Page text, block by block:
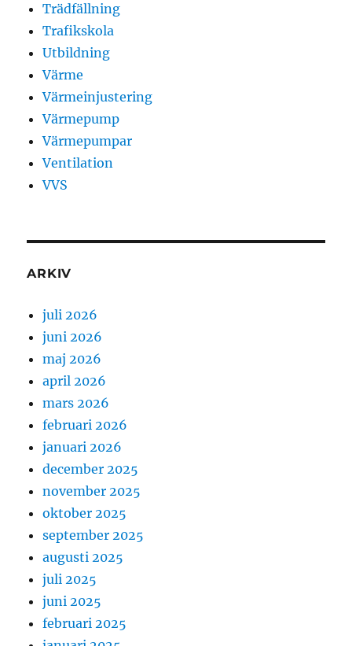
Trädfällning
Trafikskola
Utbildning
Värme
Värmeinjustering
Värmepump
Värmepumpar
Ventilation
VVS
ARKIV
juli 2026
juni 2026
maj 2026
april 2026
mars 2026
februari 2026
januari 2026
december 2025
november 2025
oktober 2025
september 2025
augusti 2025
juli 2025
juni 2025
februari 2025